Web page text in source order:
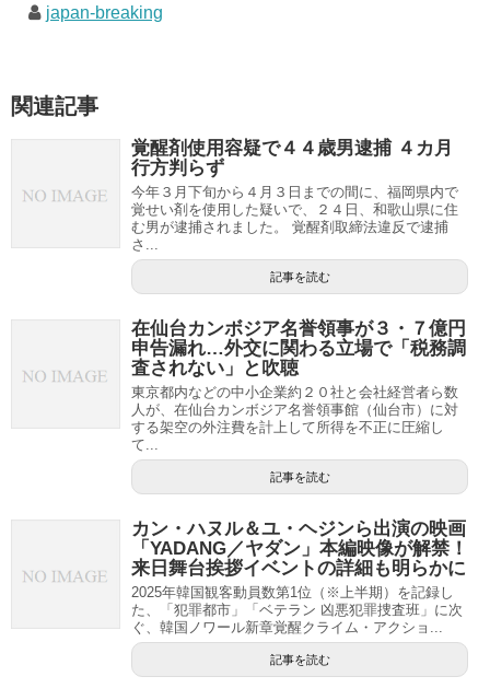
japan-breaking
関連記事
覚醒剤使用容疑で４４歳男逮捕 ４カ月
行方判らず
今年３月下旬から４月３日までの間に、福岡県内で
覚せい剤を使用した疑いで、２４日、和歌山県に住
む男が逮捕されました。 覚醒剤取締法違反で逮捕
さ...
記事を読む
在仙台カンボジア名誉領事が３・７億円
申告漏れ…外交に関わる立場で「税務調
査されない」と吹聴
東京都内などの中小企業約２０社と会社経営者ら数
人が、在仙台カンボジア名誉領事館（仙台市）に対
する架空の外注費を計上して所得を不正に圧縮し
て...
記事を読む
カン・ハヌル＆ユ・ヘジンら出演の映画
「YADANG／ヤダン」本編映像が解禁！
来日舞台挨拶イベントの詳細も明らかに
2025年韓国観客動員数第1位（※上半期）を記録し
た、「犯罪都市」「ベテラン 凶悪犯罪捜査班」に次
ぐ、韓国ノワール新章覚醒クライム・アクショ...
記事を読む